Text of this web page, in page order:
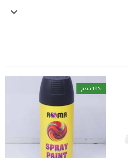
19% خصم